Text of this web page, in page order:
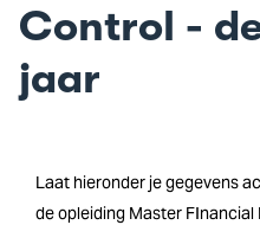
Control -
jaar
Laat hieronder je gegevens
de opleiding Master